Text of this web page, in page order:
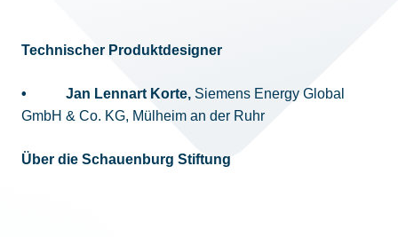
Technischer Produktdesigner
• Jan Lennart Korte, Siemens Energy Global
GmbH & Co. KG, Mülheim an der Ruhr
Über die Schauenburg Stiftung